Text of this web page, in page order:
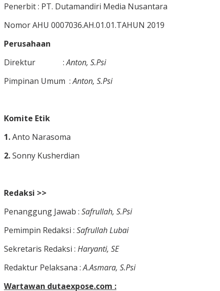
Penerbit : PT. Dutamandiri Media Nusantara
Nomor AHU 0007036.AH.01.01.TAHUN 2019
Perusahaan
Direktur :Anton, S.Psi
Pimpinan Umum :Anton, S.Psi
Komite Etik
1.Anto Narasoma
2.Sonny Kusherdian
Redaksi >>
Penanggung Jawab : Safrullah, S.Psi
Pemimpin Redaksi : Safrullah Lubai
Sekretaris Redaksi : Haryanti, SE
Redaktur Pelaksana :A.Asmara, S.Psi
Wartawan dutaexpose.com :